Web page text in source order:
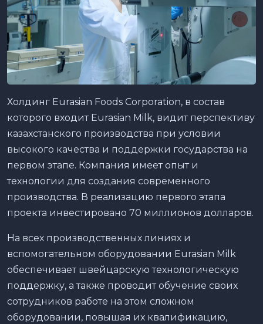
Холдинг Eurasian Foods Corporation, в состав
которого входит Eurasian Milk, видит перспективу
казахстанского производства при условии
высокого качества и поддержки государства на
первом этапе. Компания имеет опыт и
технологии для создания современного
производства. В реализацию первого этапа
проекта инвестировано 70 миллионов долларов.
На всех производственных линиях и
вспомогательном оборудовании Eurasian Milk
обеспечивает швейцарскую технологическую
поддержку, а также проводит обучение своих
сотрудников работе на этом сложном
оборудовании, повышая их квалификацию,